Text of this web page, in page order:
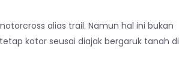
alias trail. Namun hal ini bukan
kotor seusai diajak bergaruk tanah di